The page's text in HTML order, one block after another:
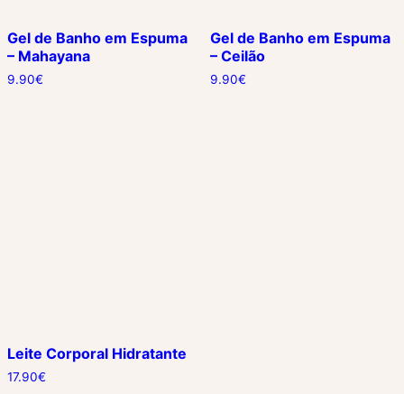
Gel de Banho em Espuma
– Mahayana
9.90€
Gel de Banho em Espuma
– Ceilão
9.90€
Leite Corporal Hidratante
17.90€